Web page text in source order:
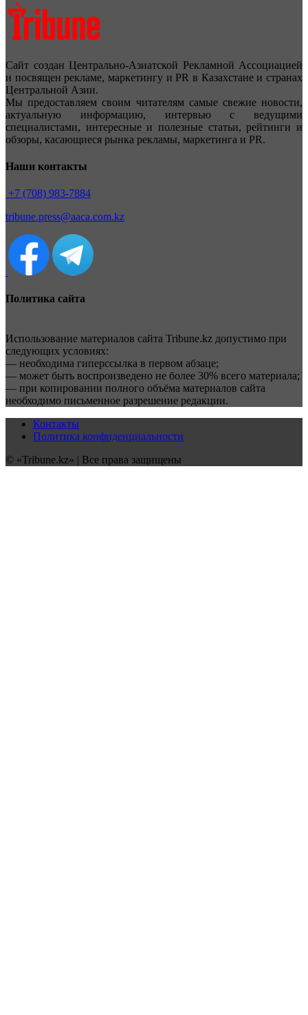
Сайт создан Центрально-Азиатской Рекламной Ассоциацией
и посвящен рекламе, маркетингу и PR в Казахстане и странах
Центральной Азии.
Мы предоставляем своим читателям самые свежие новости,
актуальную информацию, интервью с ведущими
специалистами, интересные и полезные статьи, рейтинги и
обзоры, касающиеся рынка рекламы, маркетинга и PR.
Наши контакты
+7 (708) 983-7884
tribune.press@aaca.com.kz
Политика сайта
Использование материалов сайта Tribune.kz допустимо при
следующих условиях:
— необходима гиперссылка в первом абзаце;
— может быть воспроизведено не более 30% всего материала;
— при копировании полного объёма материалов сайта
необходимо письменное разрешение редакции.
Контакты
Политика конфиденциальности
© «Tribune.kz» | Все права защищены